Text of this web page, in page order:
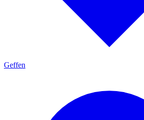
Geffen